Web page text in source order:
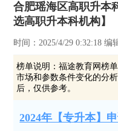
合肥瑶海区高职升本
选高职升本科机构】
时间：2025/4/29 0:32:18
榜单说明：福途教育网榜
市场和参数条件变化的分
后，仅供参考。
2024年【专升本】